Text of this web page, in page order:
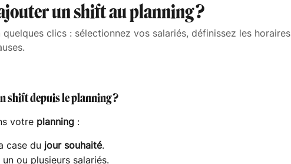
un shift au planning ?
clics : sélectionnez vos salariés, définissez les horaires
shift depuis le planning ?
votre planning :
case du jour souhaité.
ou plusieurs salariés.